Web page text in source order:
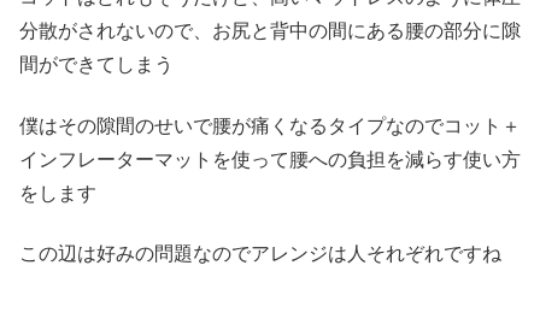
分散がされないので、お尻と背中の間にある腰の部分に隙
間ができてしまう
僕はその隙間のせいで腰が痛くなるタイプなのでコット＋
インフレーターマットを使って腰への負担を減らす使い方
をします
この辺は好みの問題なのでアレンジは人それぞれですね